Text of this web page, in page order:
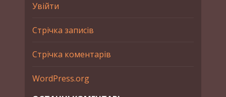
Увійти
Стрічка записів
Стрічка коментарів
WordPress.org